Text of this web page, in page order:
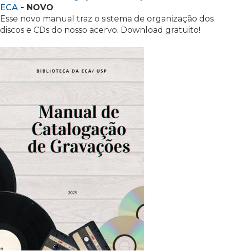
ECA - NOVO
Esse novo manual traz o sistema de organização dos
discos e CDs do nosso acervo. Download gratuito!